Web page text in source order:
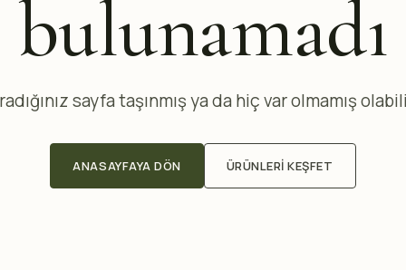
bulunamadı
sayfa taşınmış ya da hiç var olmamış
ANASAYFAYA DÖN ÜRÜNLERI KEŞFET